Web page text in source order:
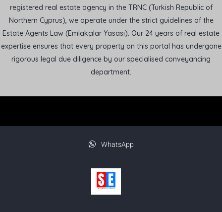
registered real estate agency in the TRNC (Turkish Republic of
Northern Cyprus), we operate under the strict guidelines of the
Estate Agents Law (Emlakçılar Yasası). Our 24 years of real estate
expertise ensures that every property on this portal has undergone
rigorous legal due diligence by our specialised conveyancing
department.
WhatsApp